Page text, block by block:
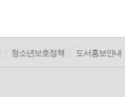
청소년보호정책 도서홍보안내